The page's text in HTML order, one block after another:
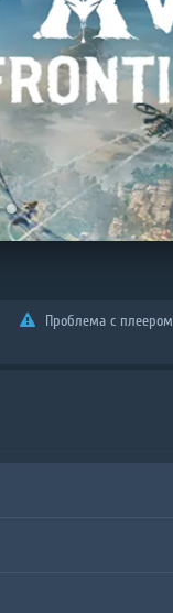
Проблема с плеером